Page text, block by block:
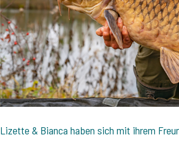
Lizette & Bianca haben sich mit ihrem